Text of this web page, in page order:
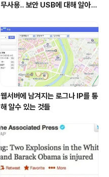
무사용.. 보안 USB에 대해 알아봅
웹서버에 남겨지는 로그나 IP를 통
해 알수 있는 것들